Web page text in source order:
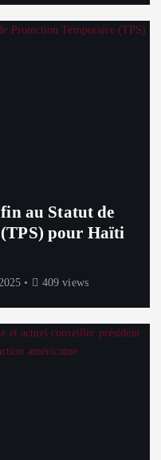
au Statut de
pour Haïti
409 views